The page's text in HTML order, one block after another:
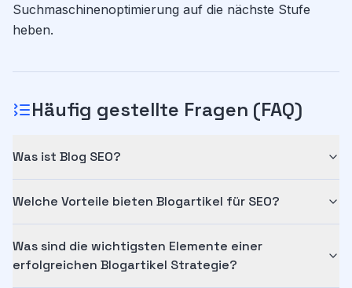
Suchmaschinenoptimierung auf die nächste Stufe
heben.
Häufig gestellte Fragen (FAQ)
Was ist Blog SEO?
Welche Vorteile bieten Blogartikel für SEO?
Was sind die wichtigsten Elemente einer
erfolgreichen Blogartikel Strategie?